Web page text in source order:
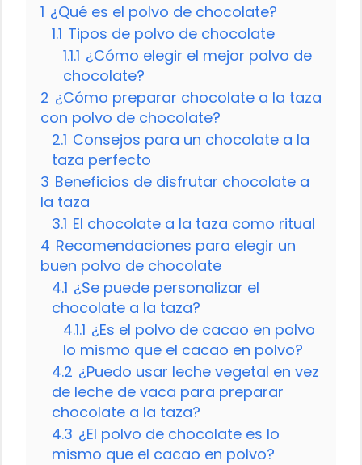
1 ¿Qué es el polvo de chocolate?
1.1 Tipos de polvo de chocolate
1.1.1 ¿Cómo elegir el mejor polvo de
chocolate?
2 ¿Cómo preparar chocolate a la taza
con polvo de chocolate?
2.1 Consejos para un chocolate a la
taza perfecto
3 Beneficios de disfrutar chocolate a
la taza
3.1 El chocolate a la taza como ritual
4 Recomendaciones para elegir un
buen polvo de chocolate
4.1 ¿Se puede personalizar el
chocolate a la taza?
4.1.1 ¿Es el polvo de cacao en polvo
lo mismo que el cacao en polvo?
4.2 ¿Puedo usar leche vegetal en vez
de leche de vaca para preparar
chocolate a la taza?
4.3 ¿El polvo de chocolate es lo
mismo que el cacao en polvo?